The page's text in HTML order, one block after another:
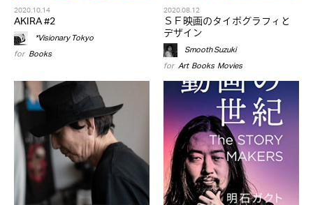
2020.10.14
AKIRA #2
*Visionary Tokyo
for Books
2020.08.12
ＳＦ映画のタイポグラフィと
デザイン
Smooth Suzuki
for Art,Books,Movies